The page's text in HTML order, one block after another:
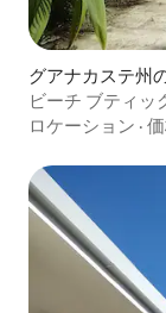
グアナカステ州
ビーチ ブティッ
ント＃1
ロケーション ·